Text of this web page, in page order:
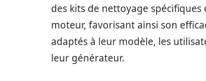
des kits de nettoyage
moteur, favorisant ainsi son
adaptés à leur modèle, les
leur générateur.